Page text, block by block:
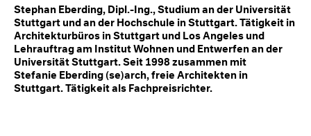
Stephan Eberding, Dipl.-Ing., Studium an der Universität
Stuttgart und an der Hochschule in Stuttgart. Tätigkeit in
Architekturbüros in Stuttgart und Los Angeles und
Lehrauftrag am Institut Wohnen und Entwerfen an der
Universität Stuttgart. Seit 1998 zusammen mit
Stefanie Eberding (se)arch, freie Architekten in
Stuttgart. Tätigkeit als Fachpreisrichter.